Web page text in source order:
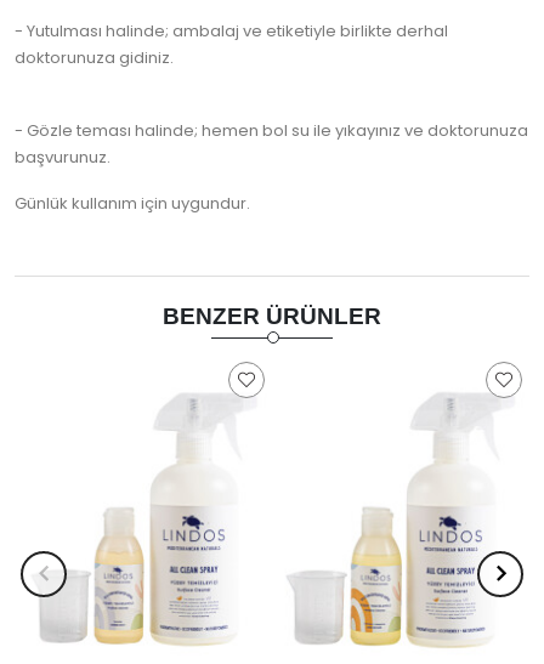
- Yutulması halinde; ambalaj ve etiketiyle birlikte derhal
doktorunuza gidiniz.
- Gözle teması halinde; hemen bol su ile yıkayınız ve doktorunuza
başvurunuz.
Günlük kullanım için uygundur.
BENZER ÜRÜNLER